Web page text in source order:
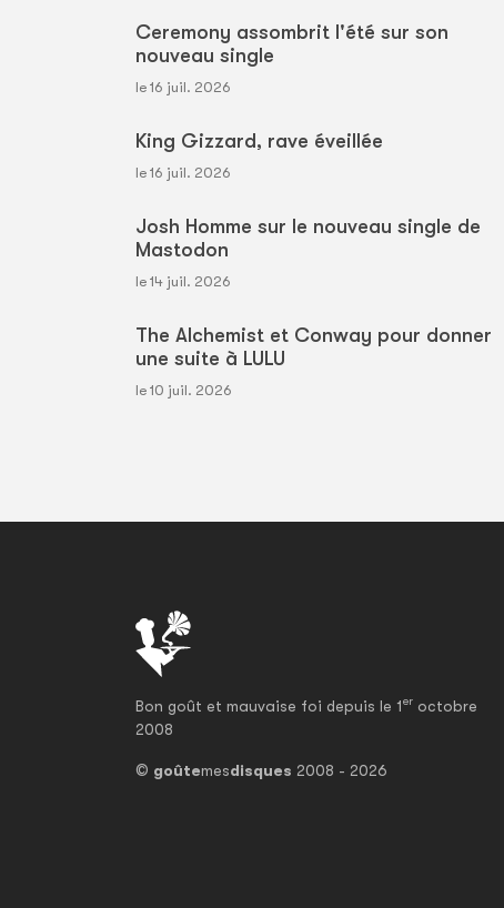
Ceremony assombrit l'été sur son
nouveau single
le 16 juil. 2026
King Gizzard, rave éveillée
le 16 juil. 2026
Josh Homme sur le nouveau single de
Mastodon
le 14 juil. 2026
The Alchemist et Conway pour donner
une suite à LULU
le 10 juil. 2026
Bon goût et mauvaise foi depuis le 1er octobre
2008
© goûtemesdisques 2008 - 2026